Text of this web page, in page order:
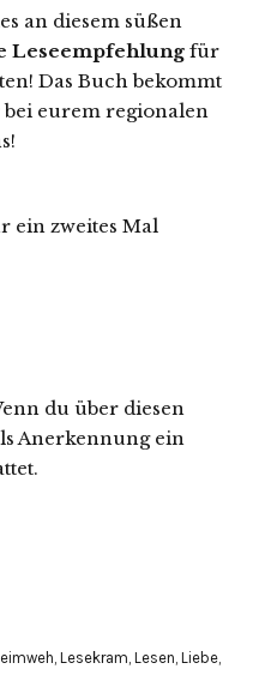
an diesem süßen
Leseempfehlung für
Das Buch bekommt
bei eurem regionalen
ein zweites Mal
du über diesen
Anerkennung ein
, Lesekram, Lesen, Liebe,